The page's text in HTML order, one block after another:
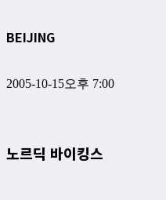
BEIJING
2005-10-15오후 7:00
노르딕 바이킹스